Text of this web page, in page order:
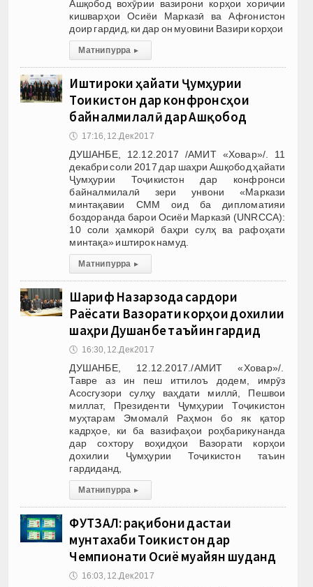
Ашқобод вохӯрии вазирони корҳои хориҷии
кишварҳои Осиёи Марказӣ ва Афғонистон
доир гардид, ки дар он муовини Вазири корҳои
Матни пурра ▸
Иштироки ҳайати Ҷумҳурии
Тоҷикистон дар конфронсҳои
байналмилалӣ дар Ашқобод
🕔 17:16, 12.Дек 2017
ДУШАНБЕ, 12.12.2017 /АМИТ «Ховар»/. 11
декабри соли 2017 дар шаҳри Ашқобод ҳайати
Ҷумҳурии Тоҷикистон дар конфронси
байналмилалӣ зери унвони «Маркази
минтақавии СММ оид ба дипломатияи
боздоранда барои Осиёи Марказӣ (UNRCCA):
10 соли ҳамкорӣ баҳри сулҳ ва рафоҳати
минтақа» иштирок намуд.
Матни пурра ▸
Шариф Назарзода сардори
Раёсати Вазорати корҳои дохилии
шаҳри Душанбе таъйин гардид
🕔 16:30, 12.Дек 2017
ДУШАНБЕ, 12.12.2017./АМИТ «Ховар»/.
Тавре аз ин пеш иттилоъ додем, имрӯз
Асосгузори сулҳу ваҳдати миллӣ, Пешвои
миллат, Президенти Ҷумҳурии Тоҷикистон
муҳтарам Эмомалӣ Раҳмон бо як қатор
кадрҳое, ки ба вазифаҳои роҳбарикунанда
дар сохтору воҳидҳои Вазорати корҳои
дохилии Ҷумҳурии Тоҷикистон таъин
гардиданд,
Матни пурра ▸
ФУТЗАЛ: рақибони дастаи
мунтахаби Тоҷикистон дар
Чемпионати Осиё муайян шуданд
🕔 16:03, 12.Дек 2017